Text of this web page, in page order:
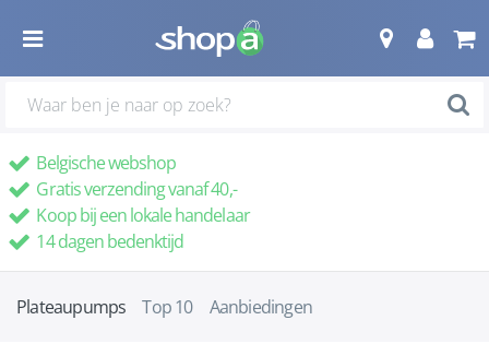
Belgische webshop
Gratis verzending vanaf 40,-
Koop bij een lokale handelaar
14 dagen bedenktijd
Plateaupumps Top 10 Aanbiedingen